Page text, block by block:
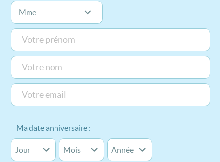
Ma date anniversaire :